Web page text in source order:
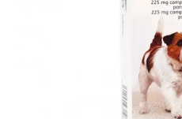
Afecțiuni neurologice
Afecțiuni renale și urinare
Afecțiuni neurologice